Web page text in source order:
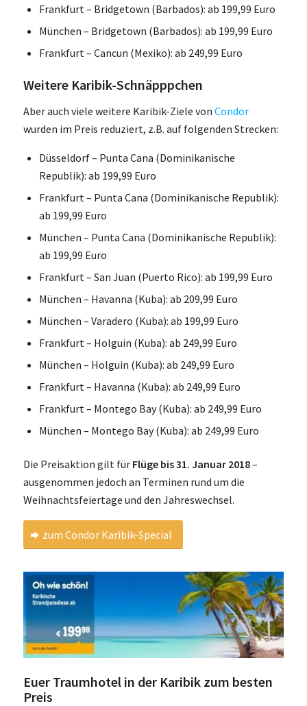
Frankfurt – Bridgetown (Barbados): ab 199,99 Euro
München – Bridgetown (Barbados): ab 199,99 Euro
Frankfurt – Cancun (Mexiko): ab 249,99 Euro
Weitere Karibik-Schnäpppchen
Aber auch viele weitere Karibik-Ziele von Condor
wurden im Preis reduziert, z.B. auf folgenden Strecken:
Düsseldorf – Punta Cana (Dominikanische
Republik): ab 199,99 Euro
Frankfurt – Punta Cana (Dominikanische Republik):
ab 199,99 Euro
München – Punta Cana (Dominikanische Republik):
ab 199,99 Euro
Frankfurt – San Juan (Puerto Rico): ab 199,99 Euro
München – Havanna (Kuba): ab 209,99 Euro
München – Varadero (Kuba): ab 199,99 Euro
Frankfurt – Holguin (Kuba): ab 249,99 Euro
München – Holguin (Kuba): ab 249,99 Euro
Frankfurt – Havanna (Kuba): ab 249,99 Euro
Frankfurt – Montego Bay (Kuba): ab 249,99 Euro
München – Montego Bay (Kuba): ab 249,99 Euro
Die Preisaktion gilt für Flüge bis 31. Januar 2018–
ausgenommen jedoch an Terminen rund um die
Weihnachtsfeiertage und den Jahreswechsel.
zum Condor Karibik-Special
Euer Traumhotel in der Karibik zum besten
Preis